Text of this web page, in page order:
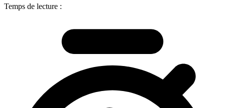
Temps de lecture :